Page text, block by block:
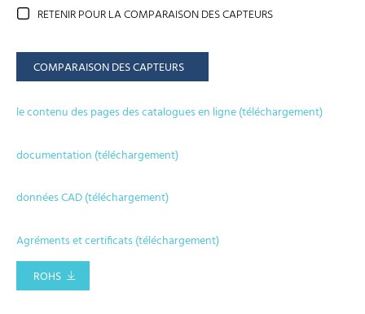
RETENIR POUR LA COMPARAISON DES CAPTEURS
COMPARAISON DES CAPTEURS
le contenu des pages des catalogues en ligne (téléchargement)
documentation (téléchargement)
données CAD (téléchargement)
Agréments et certificats (téléchargement)
ROHS